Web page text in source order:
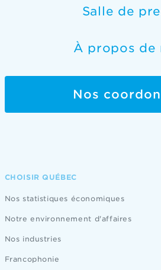
Salle de
À propos de
Nos
CHOISIR QUÉBEC
Nos statistiques économiques
Notre environnement d'affaires
Nos industries
Francophonie